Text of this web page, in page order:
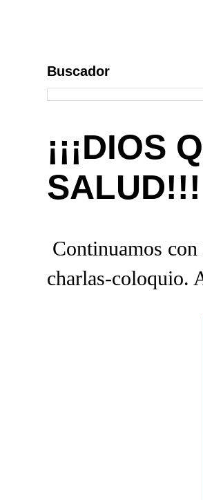
Buscador
¡¡¡DIOS
SALUD!!!
Continuamos
charlas-coloquio.